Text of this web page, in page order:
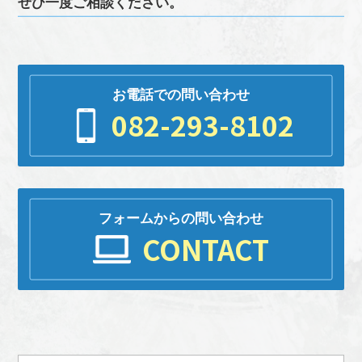
お電話での問い合わせ
082-293-8102
フォームからの問い合わせ
CONTACT